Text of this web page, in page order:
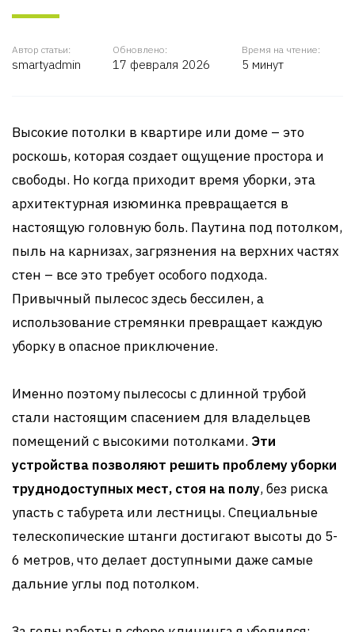
Автор статьи:
smartyadmin
Обновлено:
17 февраля 2026
Время на чтение:
5 минут
Высокие потолки в квартире или доме – это
роскошь, которая создает ощущение простора и
свободы. Но когда приходит время уборки, эта
архитектурная изюминка превращается в
настоящую головную боль. Паутина под потолком,
пыль на карнизах, загрязнения на верхних частях
стен – все это требует особого подхода.
Привычный пылесос здесь бессилен, а
использование стремянки превращает каждую
уборку в опасное приключение.
Именно поэтому пылесосы с длинной трубой
стали настоящим спасением для владельцев
помещений с высокими потолками. Эти
устройства позволяют решить проблему уборки
труднодоступных мест, стоя на полу, без риска
упасть с табурета или лестницы. Специальные
телескопические штанги достигают высоты до 5-
6 метров, что делает доступными даже самые
дальние углы под потолком.